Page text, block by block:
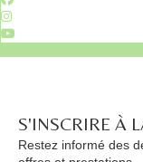
S'INSCRIRE À
Restez informé des